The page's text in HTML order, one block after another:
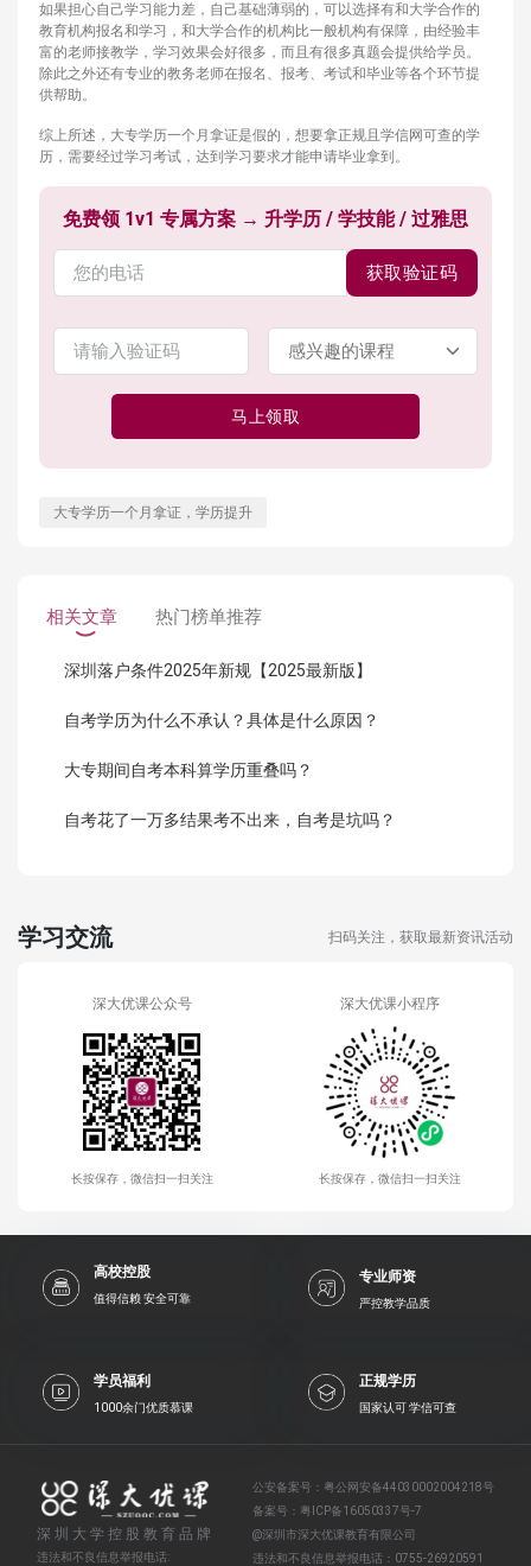
如果担心自己学习能力差，自己基础薄弱的，可以选择有和大学合作的
教育机构报名和学习，和大学合作的机构比一般机构有保障，由经验丰
富的老师接教学，学习效果会好很多，而且有很多真题会提供给学员。
除此之外还有专业的教务老师在报名、报考、考试和毕业等各个环节提
供帮助。
综上所述，大专学历一个月拿证是假的，想要拿正规且学信网可查的学
历，需要经过学习考试，达到学习要求才能申请毕业拿到。
免费领 1v1 专属方案 → 升学历 / 学技能 / 过雅思
获取验证码
马上领取
大专学历一个月拿证，学历提升
相关文章 热门榜单推荐
深圳落户条件2025年新规【2025最新版】
自考学历为什么不承认？具体是什么原因？
大专期间自考本科算学历重叠吗？
自考花了一万多结果考不出来，自考是坑吗？
学习交流 扫码关注，获取最新资讯活动
深大优课公众号
长按保存，微信扫一扫关注
深大优课小程序
长按保存，微信扫一扫关注
高校控股
值得信赖 安全可靠
专业师资
严控教学品质
学员福利
1000余门优质慕课
正规学历
国家认可 学信可查
深圳大学控股教育品牌
违法和不良信息举报电话:
公安备案号： 粤公网安备44030002004218号
备案号： 粤ICP备16050337号-7
@深圳市深大优课教育有限公司
违法和不良信息举报电话： 0755-26920591